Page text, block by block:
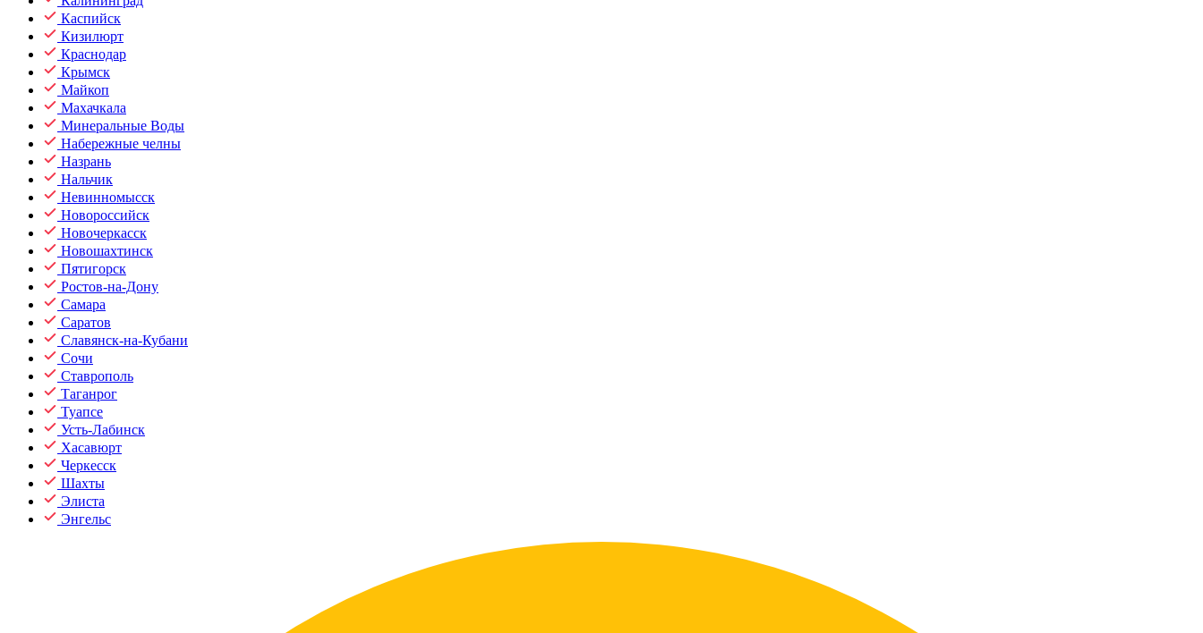
Каспийск
Кизилюрт
Краснодар
Крымск
Майкоп
Махачкала
Минеральные Воды
Набережные челны
Назрань
Нальчик
Невинномысск
Новороссийск
Новочеркасск
Новошахтинск
Пятигорск
Ростов-на-Дону
Самара
Саратов
Славянск-на-Кубани
Сочи
Ставрополь
Таганрог
Туапсе
Усть-Лабинск
Хасавюрт
Черкесск
Шахты
Элиста
Энгельс